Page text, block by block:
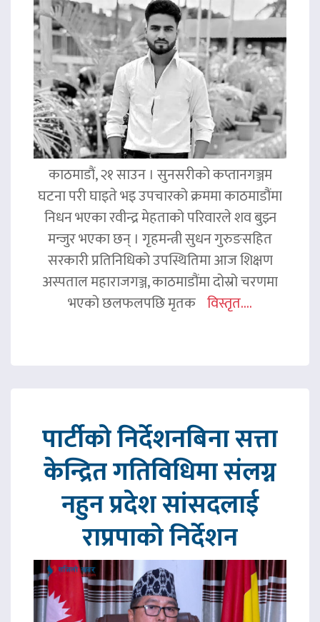
काठमाडौं, २१ साउन । सुनसरीको कप्तानगञ्जम
घटना परी घाइते भइ उपचारको क्रममा काठमाडौंमा
निधन भएका रवीन्द्र मेहताको परिवारले शव बुझ्न
मन्जुर भएका छन् । गृहमन्त्री सुधन गुरुङसहित
सरकारी प्रतिनिधिको उपस्थितिमा आज शिक्षण
अस्पताल महाराजगञ्ज, काठमाडौंमा दोस्रो चरणमा
भएको छलफलपछि मृतक विस्तृत....
पार्टीको निर्देशनबिना सत्ता
केन्द्रित गतिविधिमा संलग्न
नहुन प्रदेश सांसदलाई
राप्रपाको निर्देशन